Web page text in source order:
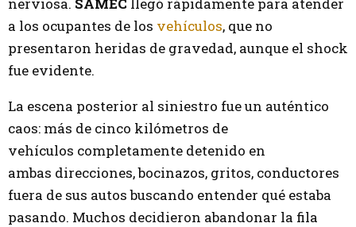
a los ocupantes de los vehículos, que no
presentaron heridas de gravedad, aunque el shock
fue evidente.
La escena posterior al siniestro fue un auténtico
caos: más de cinco kilómetros de
vehículos completamente detenido en
ambas direcciones, bocinazos, gritos, conductores
fuera de sus autos buscando entender qué estaba
pasando. Muchos decidieron abandonar la fila